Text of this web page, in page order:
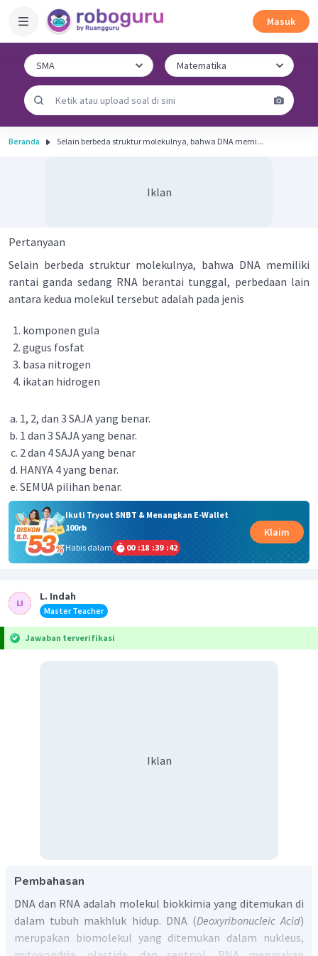
Masuk
Beranda Selain berbeda struktur molekulnya, bahwa DNA memi...
Iklan
Pertanyaan
Selain berbeda struktur molekulnya, bahwa DNA memiliki
rantai ganda sedang RNA berantai tunggal, perbedaan lain
antara kedua molekul tersebut adalah pada jenis
komponen gula
gugus fosfat
basa nitrogen
ikatan hidrogen
1, 2, dan 3 SAJA yang benar.
1 dan 3 SAJA yang benar.
2 dan 4 SAJA yang benar
HANYA 4 yang benar.
SEMUA pilihan benar.
Ikuti Tryout SNBT & Menangkan E-Wallet
100rb
Habis dalam
00 :18 :39 :42
Klaim
L. Indah
Master Teacher
Jawaban terverifikasi
Iklan
Pembahasan
DNA dan RNA adalah molekul biokkimia yang ditemukan di
dalam tubuh makhluk hidup. DNA (Deoxyribonucleic Acid)
merupakan biomolekul yang ditemukan dalam nukleus,